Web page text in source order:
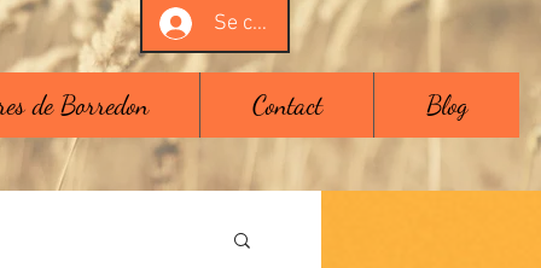
Se connecter
de Borredon Contact Blog